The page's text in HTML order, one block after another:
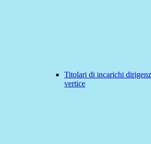
Titolari di incarichi
vertice